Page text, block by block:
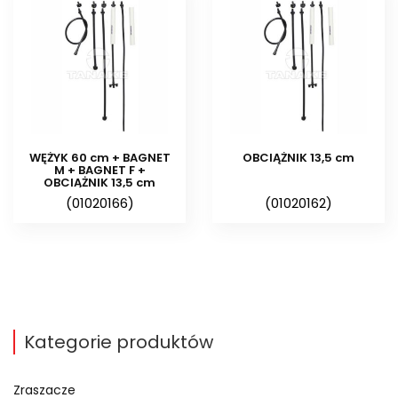
cm, z kompletem końcówek do
połączenia z rurą PE.
Wężyk 30 cm + bagnet M +
butterfly 4/7 mm + obciążnik
13,5 cm – wężyk stosowany do
mikrozraszaczy podwieszanych
(MODULAR, AQUAMASTER 2005,
FOGGER, SUPER FOGGER).
wyposażony w obciążnik w
z końcówką bagnetową
WĘŻYK 60 cm + BAGNET
M + BAGNET F +
OBCIĄŻNIK 13,5 cm
(01020166)
OBCIĄŻNIK 13,5 cm
(01020162)
Kategorie produktów
Zraszacze